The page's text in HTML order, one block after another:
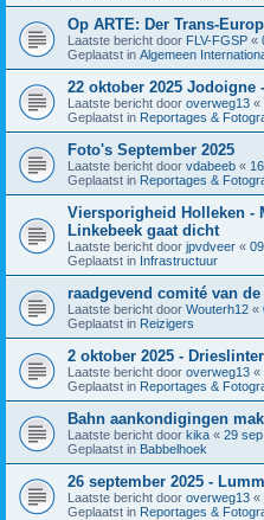
Op ARTE: Der Trans-
Laatste bericht door FLV-FGSP «
Geplaatst in Algemeen
22 oktober 2025 Jodoigne
Laatste bericht door overweg13 «
Geplaatst in Reportages &
Foto's September 2025
Laatste bericht door vdabeeb «
Geplaatst in Reportages &
Viersporigheid Holleken -
Linkebeek gaat dicht
Laatste bericht door jpvdveer «
Geplaatst in Infrastructuur
raadgevend comité van
Laatste bericht door Wouterh12 «
Geplaatst in Reizigers
2 oktober 2025 -
Laatste bericht door overweg13 «
Geplaatst in Reportages &
Bahn aankondigingen
Laatste bericht door kika « 29
Geplaatst in Babbelhoek
26 september 2025 -
Laatste bericht door overweg13 «
Geplaatst in Reportages &